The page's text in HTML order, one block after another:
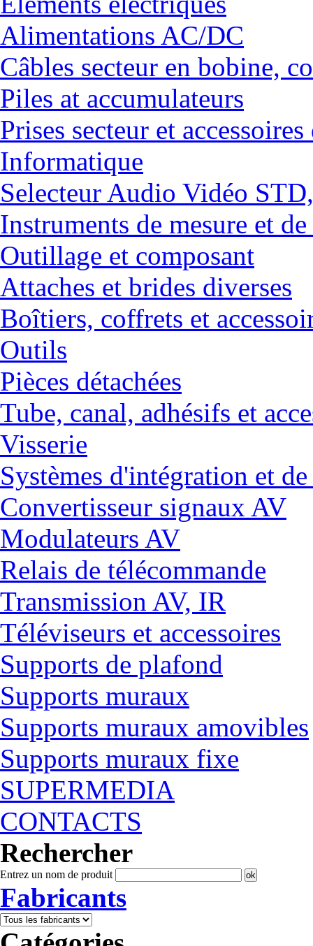
Alimentations AC/DC
Câbles secteur en bobine,
Piles at accumulateurs
Prises secteur et
Informatique
Selecteur Audio Vidéo
Instruments de mesure et
Outillage et composant
Attaches et brides diverses
Boîtiers, coffrets et
Outils
Pièces détachées
Tube, canal, adhésifs et
Visserie
Systèmes d'intégration et
Convertisseur signaux AV
Modulateurs AV
Relais de télécommande
Transmission AV, IR
Téléviseurs et accessoires
Supports de plafond
Supports muraux
Supports muraux amovibles
Supports muraux fixe
SUPERMEDIA
CONTACTS
Rechercher
Entrez un nom de produit
Fabricants